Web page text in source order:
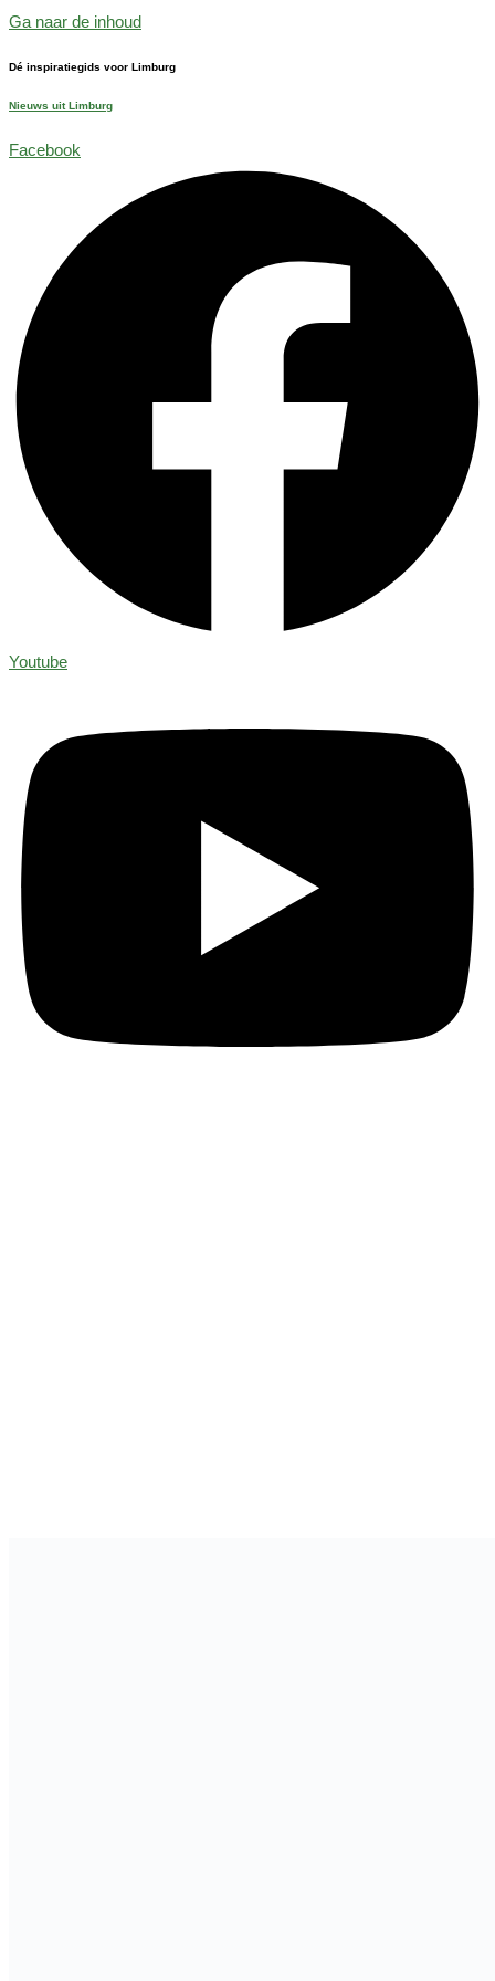
Ga naar de inhoud
Dé inspiratiegids voor Limburg
Nieuws uit Limburg
Facebook
Youtube